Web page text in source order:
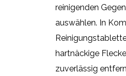
reinigenden
auswählen. In
hartnäckige
zuverlässig